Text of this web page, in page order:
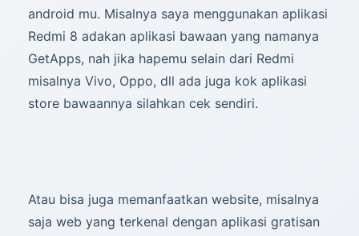
android mu. Misalnya saya menggunakan aplikasi
Redmi 8 adakan aplikasi bawaan yang namanya
GetApps, nah jika hapemu selain dari Redmi
misalnya Vivo, Oppo, dll ada juga kok aplikasi
store bawaannya silahkan cek sendiri.
Atau bisa juga memanfaatkan website, misalnya
saja web yang terkenal dengan aplikasi gratisan